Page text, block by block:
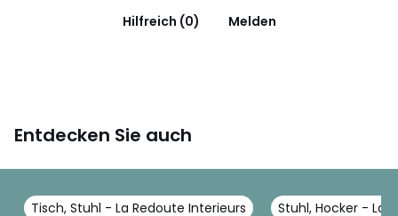
Hilfreich (0) Melden
Entdecken Sie auch
Tisch, Stuhl - La Redoute Interieurs Stuhl, Hocker - La